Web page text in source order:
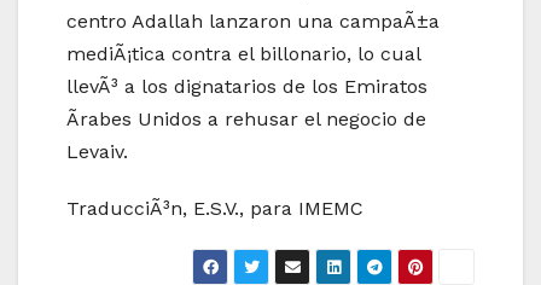
centro Adallah lanzaron una campaÃ±a
mediÃ¡tica contra el billonario, lo cual
llevÃ³ a los dignatarios de los Emiratos
Ãrabes Unidos a rehusar el negocio de
Levaiv.
TraducciÃ³n, E.S.V., para IMEMC